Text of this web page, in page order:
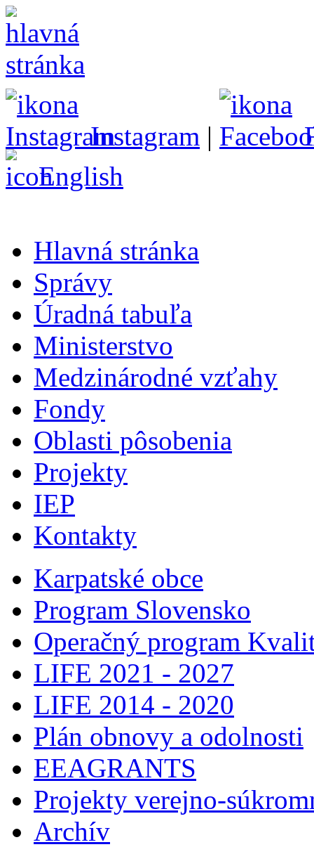
Instagram |
English
Hlavná stránka
Správy
Úradná tabuľa
Ministerstvo
Medzinárodné vzťahy
Fondy
Oblasti pôsobenia
Projekty
IEP
Kontakty
Karpatské obce
Program Slovensko
Operačný program
LIFE 2021 - 2027
LIFE 2014 - 2020
Plán obnovy a odolnosti
EEAGRANTS
Projekty verejno-
Archív